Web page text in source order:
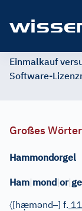
Einmalkauf
Software-
Großes
Hammondorgel
Ham|mond|or|
〈[hæ̣mənd–] f. 11